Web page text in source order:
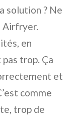
solution ? Ne
Airfryer.
en
trop. Ça
et
comme
trop de